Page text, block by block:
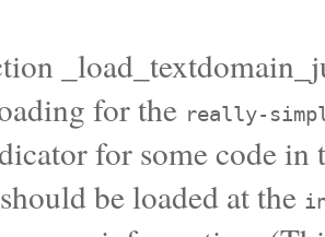
for the really-
for some code
be loaded at the